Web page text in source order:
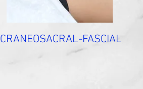
CRANEOSACRAL-FASCIAL